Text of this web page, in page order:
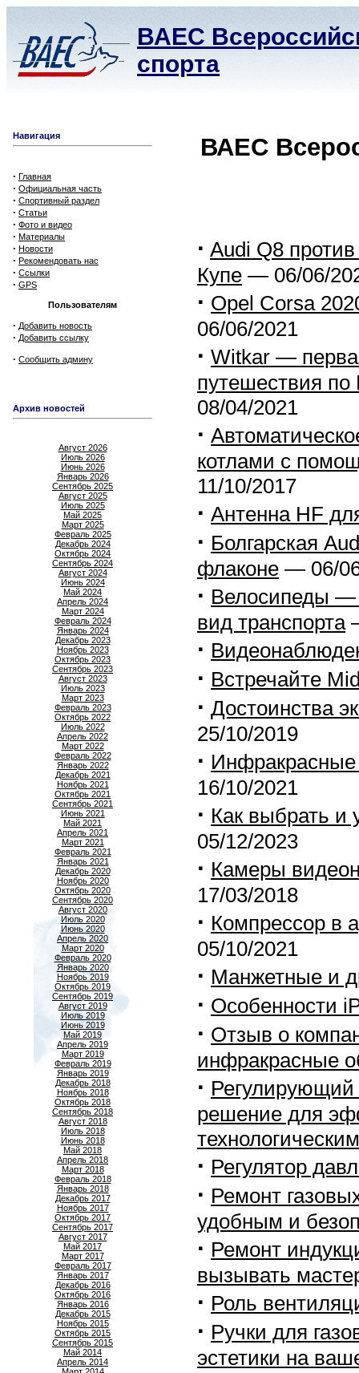
ВАЕС
спорта
Навигация
· Главная
· Официальная часть
· Спортивный раздел
· Статьи
· Фото и видео
· Материалы
· Новости
· Рекомендовать нас
· Ссылки
· GPS
Пользователям
· Добавить новость
· Добавить ссылку
· Сообщить админу
Архив новостей
Август 2026
Июль 2026
Июнь 2026
Январь 2026
Сентябрь 2025
Август 2025
Июль 2025
Май 2025
Март 2025
Февраль 2025
Декабрь 2024
Октябрь 2024
Сентябрь 2024
Август 2024
Июнь 2024
Май 2024
Апрель 2024
Март 2024
Февраль 2024
Январь 2024
Декабрь 2023
Ноябрь 2023
Октябрь 2023
Сентябрь 2023
Август 2023
Июль 2023
Март 2023
Февраль 2023
Октябрь 2022
Июль 2022
Апрель 2022
Март 2022
Февраль 2022
Январь 2022
Декабрь 2021
Ноябрь 2021
Октябрь 2021
Сентябрь 2021
Июнь 2021
Май 2021
Апрель 2021
Март 2021
Февраль 2021
Январь 2021
Декабрь 2020
Ноябрь 2020
Октябрь 2020
Сентябрь 2020
Август 2020
Июль 2020
Июнь 2020
Апрель 2020
Март 2020
Февраль 2020
Январь 2020
Ноябрь 2019
Октябрь 2019
Сентябрь 2019
Август 2019
Июль 2019
Июнь 2019
Май 2019
Апрель 2019
Март 2019
Февраль 2019
Январь 2019
Декабрь 2018
Ноябрь 2018
Октябрь 2018
Сентябрь 2018
Август 2018
Июль 2018
Июнь 2018
Май 2018
Апрель 2018
Март 2018
Февраль 2018
Январь 2018
Декабрь 2017
Ноябрь 2017
Октябрь 2017
Сентябрь 2017
Август 2017
Май 2017
Март 2017
Февраль 2017
Январь 2017
Декабрь 2016
Октябрь 2016
Январь 2016
Декабрь 2015
Ноябрь 2015
Октябрь 2015
Сентябрь 2015
Май 2014
Апрель 2014
ВАЕС
· Audi Q8
Купе — 06/06/
· Opel Corsa
06/06/2021
· Witkar —
путешествия по
08/04/2021
·
котлами с
11/10/2017
· Антенна HF
· Болгарская
флаконе — 06/
· Велосипеды —
вид транспорта
·
· Встречайте
· Достоинства
25/10/2019
· Инфракрасные
16/10/2021
· Как выбрать и
05/12/2023
· Камеры
17/03/2018
· Компрессор в
05/10/2021
· Манжетные и
· Особенности
· Отзыв о
инфракрасные
·
решение для
· Регулятор
· Ремонт
удобным и
· Ремонт
вызывать
· Роль
· Ручки для
эстетики на